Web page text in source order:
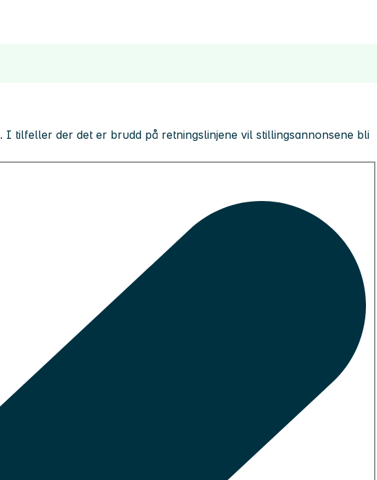
. I tilfeller der det er brudd på retningslinjene vil stillingsannonsene bli